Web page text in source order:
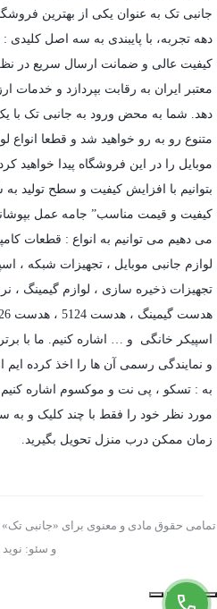
جانبی تک به عنوان یکی از بهترین
دهه تجربه، با پایبندی به سه اصل
کیفیت عالی و ضمانت ارسال سریع در نظر
معتبر ایران به رقابت بپردازد و خدمات
دهد. شما به محض ورود به جانبی تک با
متنوع رو به رو خواهید شد و قطعا انواع
موبایل را در این فروشگاه پیدا خواهید
بتوانیم با افزایش کیفیت و سطح تولید
کیفیت و قیمت مناسب” جامه عمل
می دهیم می توانیم به انواع : قطعات
لوازم جانبی موبایل ، تجهیزات شبکه ،
تجهیزات ذخیره سازی ، لوازم گیمینگ ،
هدست گیمینگ ، هدست 5124 ، هدست 5126 ،
اسپیکر خانگی و … اشاره کنیم. ما با
و نمایندگی رسمی آن ها را اخذ کرده ایم
به : تسکو ، پی نت و موکسوم اشاره
مورد نظر خود را فقط با چند کلیک و به
زمان ممکن درب منزل تحویل بگیرید.
و سئو: نوید